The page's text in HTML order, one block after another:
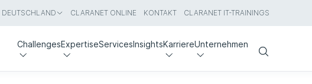
DEUTSCHLAND CLARANET ONLINE KONTAKT CLARANET IT-TRAININGS
ChallengesExpertiseServicesInsightsKarriereUnternehmen
Search